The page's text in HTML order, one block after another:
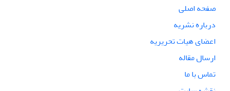
صفحه اصلی
درباره نشریه
اعضای هیات تحریریه
ارسال مقاله
تماس با ما